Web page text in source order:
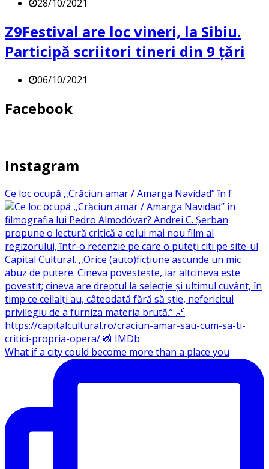
28/10/2021
Z9Festival are loc vineri, la Sibiu.
Participă scriitori tineri din 9 țări
06/10/2021
Facebook
Instagram
Ce loc ocupă ,,Crăciun amar / Amarga Navidad” în f
What if a city could become more than a place you